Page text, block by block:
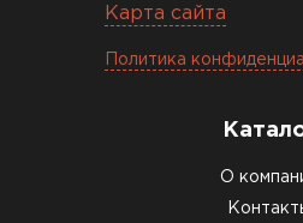
Карта сайта
Политика
О